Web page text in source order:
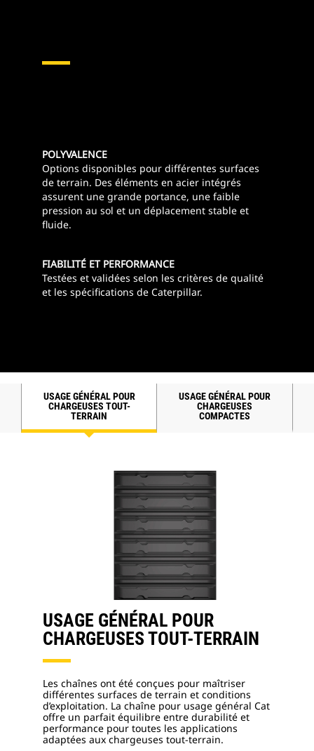
POLYVALENCE
Options disponibles pour différentes surfaces
de terrain. Des éléments en acier intégrés
assurent une grande portance, une faible
pression au sol et un déplacement stable et
fluide.
FIABILITÉ ET PERFORMANCE
Testées et validées selon les critères de qualité
et les spécifications de Caterpillar.
USAGE GÉNÉRAL POUR
CHARGEUSES TOUT-
TERRAIN
USAGE GÉNÉRAL POUR
CHARGEUSES
COMPACTES
USAGE GÉNÉRAL POUR
CHARGEUSES TOUT-TERRAIN
Les chaînes ont été conçues pour maîtriser
différentes surfaces de terrain et conditions
d’exploitation. La chaîne pour usage général Cat
offre un parfait équilibre entre durabilité et
performance pour toutes les applications
adaptées aux chargeuses tout-terrain.